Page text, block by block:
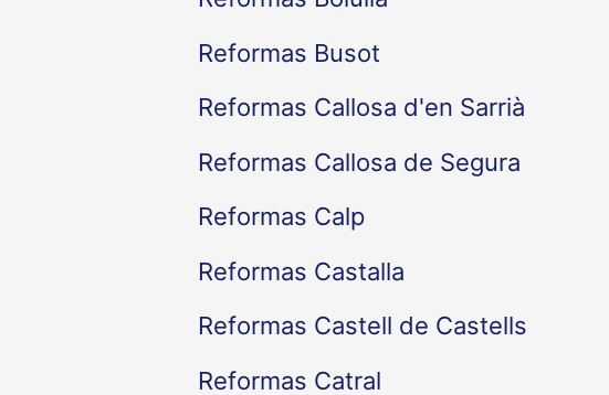
Reformas Busot
Reformas Callosa d'en Sarrià
Reformas Callosa de Segura
Reformas Calp
Reformas Castalla
Reformas Castell de Castells
Reformas Catral